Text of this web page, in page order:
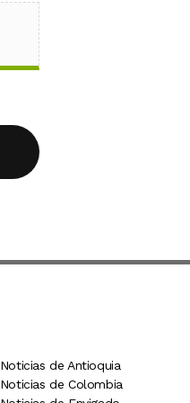
Noticias de Antioquia
Noticias de Colombia